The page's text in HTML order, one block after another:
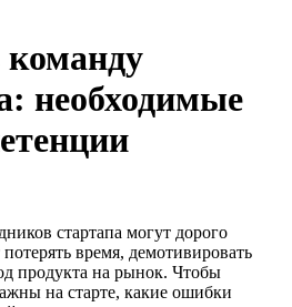
команду
необходимые
стартапа могут дорого
время, демотивировать
продукта на рынок. Чтобы
на старте, какие ошибки